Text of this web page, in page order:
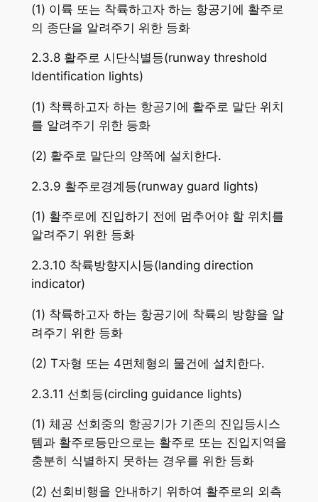
(1) 이륙 또는 착륙하고자 하는 항공기에 활주로
의 종단을 알려주기 위한 등화
2.3.8 활주로 시단식별등(runway threshold
Identification lights)
(1) 착륙하고자 하는 항공기에 활주로 말단 위치
를 알려주기 위한 등화
(2) 활주로 말단의 양쪽에 설치한다.
2.3.9 활주로경계등(runway guard lights)
(1) 활주로에 진입하기 전에 멈추어야 할 위치를
알려주기 위한 등화
2.3.10 착륙방향지시등(landing direction
indicator)
(1) 착륙하고자 하는 항공기에 착륙의 방향을 알
려주기 위한 등화
(2) T자형 또는 4면체형의 물건에 설치한다.
2.3.11 선회등(circling guidance lights)
(1) 체공 선회중의 항공기가 기존의 진입등시스
템과 활주로등만으로는 활주로 또는 진입지역을
충분히 식별하지 못하는 경우를 위한 등화
(2) 선회비행을 안내하기 위하여 활주로의 외측